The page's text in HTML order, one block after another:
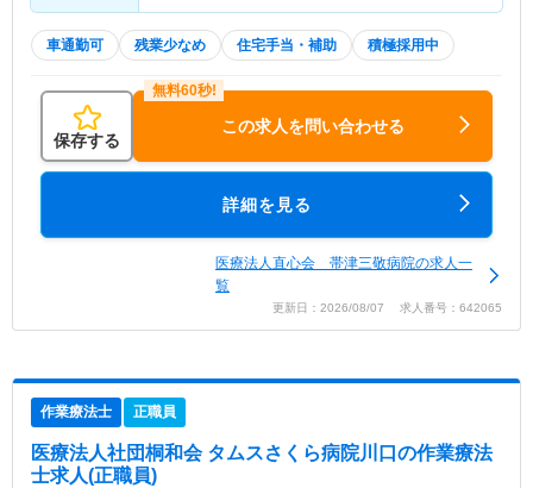
車通勤可 残業少なめ 住宅手当・補助 積極採用中
保存する
この求人を問い合わせる
詳細を見る
医療法人直心会 帯津三敬病院の求人一
覧
更新日：2026/08/07 求人番号：642065
作業療法士 正職員
医療法人社団桐和会 タムスさくら病院川口 の作業療法
士求人(正職員)